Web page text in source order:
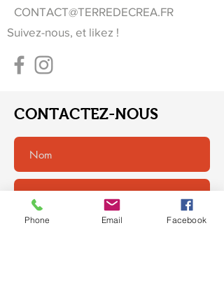
CONTACT@TERREDECREA.FR
Suivez-nous, et likez !
CONTACTEZ-NOUS
Phone Email Facebook